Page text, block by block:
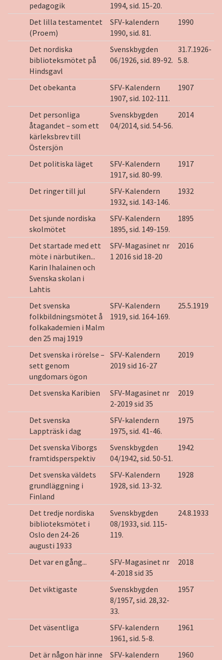
pedagogik
1994, sid. 15-20.
Det lilla testamentet
(Proem)
SFV-kalendern
1990, sid. 81.
1990
Det nordiska
biblioteksmötet på
Hindsgavl
Svenskbygden
06/1926, sid. 89-92.
31.7.1926-
5.8.
Det obekanta
SFV-Kalendern
1907, sid. 102-111.
1907
Det personliga
åtagandet – som ett
kärleksbrev till
Östersjön
Svenskbygden
04/2014, sid. 54-56.
2014
Det politiska läget
SFV-Kalendern
1917, sid. 80-99.
1917
Det ringer till jul
SFV-Kalendern
1932, sid. 143-146.
1932
Det sjunde nordiska
skolmötet
SFV-Kalendern
1895, sid. 149-159.
1895
Det startade med ett
möte i närbutiken...
Karin Ihalainen och
Svenska skolan i
Lahtis
SFV-Magasinet nr
1 2016 sid 18-20
2016
Det svenska
folkbildningsmötet å
folkakademien i Malm
den 25 maj 1919
SFV-Kalendern
1919, sid. 164-169.
25.5.1919
Det svenska i rörelse –
sett genom
ungdomars ögon
SFV-Kalendern
2019 sid 16-27
2019
Det svenska Karibien
SFV-Magasinet nr
2-2019 sid 35
2019
Det svenska
Lappträsk i dag
SFV-kalendern
1975, sid. 41-46.
1975
Det svenska Viborgs
framtidsperspektiv
Svenskbygden
04/1942, sid. 50-51.
1942
Det svenska väldets
grundläggning i
Finland
SFV-Kalendern
1928, sid. 13-32.
1928
Det tredje nordiska
biblioteksmötet i
Oslo den 24-26
augusti 1933
Svenskbygden
08/1933, sid. 115-
119.
24.8.1933
Det var en gång...
SFV-Magasinet nr
4-2018 sid 35
2018
Det viktigaste
Svenskbygden
8/1957, sid. 28,32-
33.
1957
Det väsentliga
SFV-kalendern
1961, sid. 5-8.
1961
Det är någon här inne
SFV-kalendern
1960